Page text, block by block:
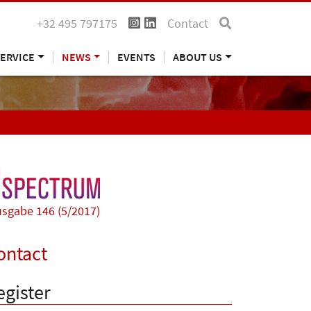
+32 495 797175 Contact
NEWS EVENTS ABOUT US
146 (5/2017)